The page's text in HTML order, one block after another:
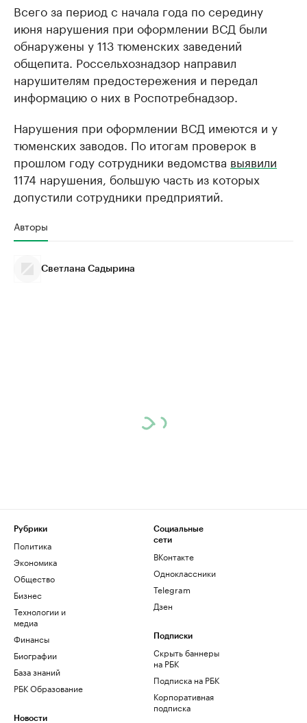
Всего за период с начала года по середину
июня нарушения при оформлении ВСД были
обнаружены у 113 тюменских заведений
общепита. Россельхознадзор направил
нарушителям предостережения и передал
информацию о них в Роспотребнадзор.
Нарушения при оформлении ВСД имеются и у
тюменских заводов. По итогам проверок в
прошлом году сотрудники ведомства выявили
1174 нарушения, большую часть из которых
допустили сотрудники предприятий.
Авторы
Светлана Садырина
Рубрики
Политика
Экономика
Общество
Бизнес
Технологии и
медиа
Финансы
Биографии
База знаний
РБК Образование
Новости
Социальные
сети
ВКонтакте
Одноклассники
Telegram
Дзен
Подписки
Скрыть баннеры
на РБК
Подписка на РБК
Корпоративная
подписка